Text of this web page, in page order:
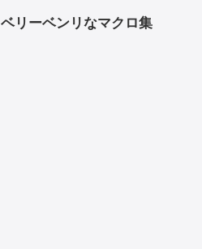
ベリーベンリなマクロ集